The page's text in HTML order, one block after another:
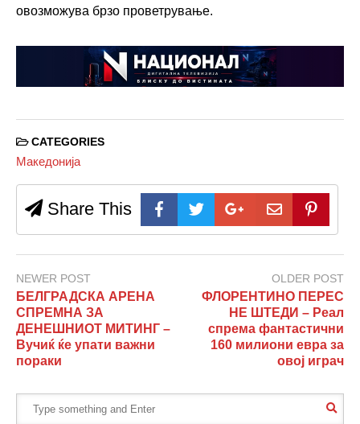
овозможува брзо проветрување.
CATEGORIES
Македонија
Share This
NEWER POST
БЕЛГРАДСКА АРЕНА
СПРЕМНА ЗА
ДЕНЕШНИОТ МИТИНГ –
Вучиќ ќе упати важни
пораки
OLDER POST
ФЛОРЕНТИНО ПЕРЕС
НЕ ШТЕДИ – Реал
спрема фантастични
160 милиони евра за
овој играч